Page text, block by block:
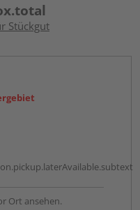
Stückgut
Ort ansehen.